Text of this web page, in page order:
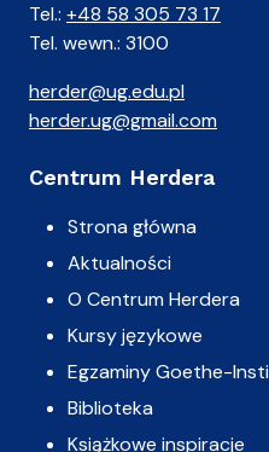
Tel.: +48 58 305 73 17
Tel. wewn.: 3100
herder@ug.edu.pl
herder.ug@gmail.com
Centrum Herdera
Strona główna
Aktualności
O Centrum Herdera
Kursy językowe
Egzaminy Goethe-
Biblioteka
Książkowe inspiracje